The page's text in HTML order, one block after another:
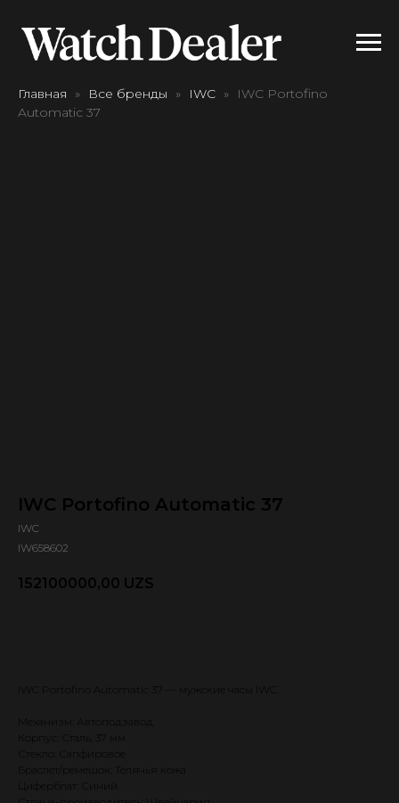
Главная Все бренды IWC
IWC Portofino
Automatic 37
IWC Portofino Automatic 37
IWC
IW658602
152100000,00 UZS
IWC Portofino Automatic 37 — мужские часы IWC.
Стекло: Сапфировое
Браслет/ремешок: Телячья кожа
Циферблат: Синий